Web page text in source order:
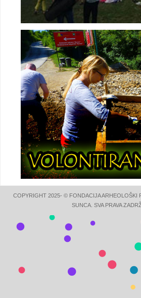
COPYRIGHT 2025- © FONDACIJA ARHEOLOŠKI
SUNCA. SVA PRAVA